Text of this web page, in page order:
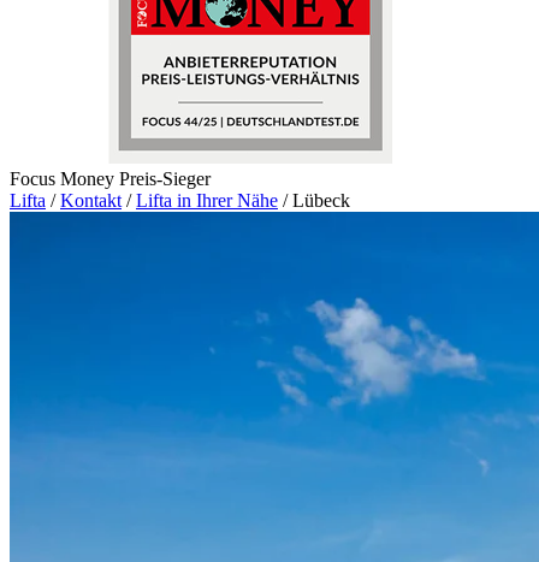
Focus Money Preis-Sieger
Lifta / Kontakt / Lifta in Ihrer Nähe / Lübeck